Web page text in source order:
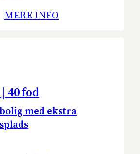
MERE INFO
40 fod
med ekstra